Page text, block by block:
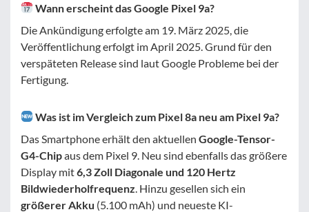
Wann erscheint das Google Pixel 9a?
Die Ankündigung erfolgte am 19. März 2025, die
Veröffentlichung erfolgt im April 2025. Grund für den
verspäteten Release sind laut Google Probleme bei der
Fertigung.
Was ist im Vergleich zum Pixel 8a neu am Pixel 9a?
Das Smartphone erhält den aktuellen Google-Tensor-
G4-Chipaus dem Pixel 9. Neu sind ebenfalls das größere
Display mit6,3 Zoll Diagonale und 120 Hertz
Bildwiederholfrequenz . Hinzu gesellen sich ein
größerer Akku (5.100 mAh) und neueste KI-